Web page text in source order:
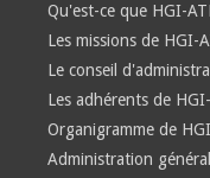
Qu'est-ce que HGI-
Les missions de HGI-
Le conseil
Les adhérents de
Organigramme de
Administration